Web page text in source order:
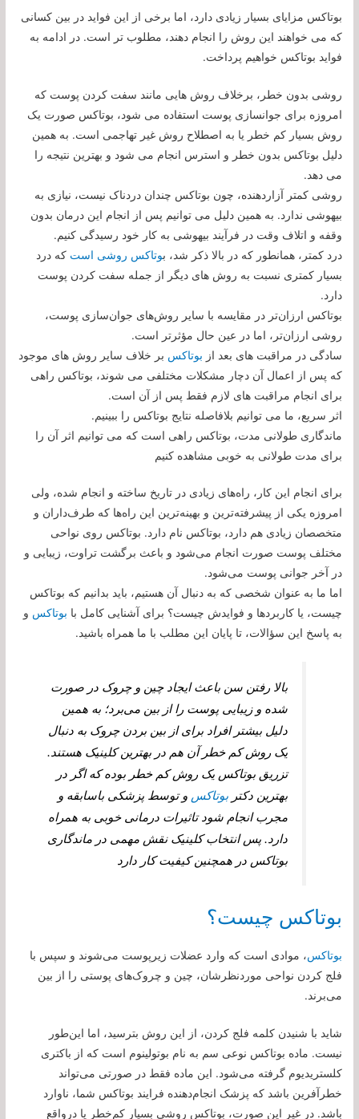
بوتاکس مزایای بسیار زیادی دارد، اما برخی از این فواید در بین کسانی
که می خواهند این روش را انجام دهند، مطلوب تر است. در ادامه به
فواید بوتاکس خواهیم پرداخت.
روشی بدون خطر، برخلاف روش هایی مانند سفت کردن پوست که
امروزه برای جوانسازی پوست استفاده می شود، بوتاکس صورت یک
روش بسیار کم خطر یا به اصطلاح روش غیر تهاجمی است. به همین
دلیل بوتاکس بدون خطر و استرس انجام می شود و بهترین نتیجه را
می دهد.
روشی کمتر آزاردهنده، چون بوتاکس چندان دردناک نیست، نیازی به
بیهوشی ندارد. به همین دلیل می توانیم پس از انجام این درمان بدون
وقفه و اتلاف وقت در فرآیند بیهوشی به کار خود رسیدگی کنیم.
درد کمتر، همانطور که در بالا ذکر شد، بوتاکس روشی است که درد
بسیار کمتری نسبت به روش های دیگر از جمله سفت کردن پوست
دارد.
بوتاکس ارزان‌تر در مقایسه با سایر روش‌های جوان‌سازی پوست،
روشی ارزان‌تر، اما در عین حال مؤثرتر است.
سادگی در مراقبت های بعد از بوتاکس بر خلاف سایر روش های موجود
که پس از اعمال آن دچار مشکلات مختلفی می شوند، بوتاکس راهی
برای انجام مراقبت های لازم فقط پس از آن است.
اثر سریع، ما می توانیم بلافاصله نتایج بوتاکس را ببینیم.
ماندگاری طولانی مدت، بوتاکس راهی است که می توانیم اثر آن را
برای مدت طولانی به خوبی مشاهده کنیم
برای انجام این کار، راه‌های زیادی در تاریخ ساخته و انجام شده، ولی
امروزه یکی از پیشرفته‌ترین و بهینه‌ترین این راه‌ها که طرف‌داران و
متخصصان زیادی هم دارد، بوتاکس نام دارد. بوتاکس روی نواحی
مختلف پوست صورت انجام می‌شود و باعث برگشت تراوت، زیبایی و
در آخر جوانی پوست می‌شود.
اما ما به عنوان شخصی که به دنبال آن هستیم، باید بدانیم که بوتاکس
چیست، یا کاربردها و فوایدش چیست؟ برای آشنایی کامل با بوتاکس و
به پاسخ این سؤالات، تا پایان این مطلب با ما همراه باشید.
بالا رفتن سن باعث ایجاد چین ‌و ‌چروک در صورت
شده و زیبایی پوست را از بین می‌برد؛ به همین
دلیل بیشتر افراد برای از بین بردن چروک به دنبال
یک روش کم خطر آن هم در بهترین کلینیک هستند.
تزریق بوتاکس یک روش کم خطر بوده که اگر در
بهترین دکتربوتاکس و توسط پزشکی باسابقه و
مجرب انجام شود تاثیرات درمانی خوبی به همراه
دارد. پس انتخاب کلینیک نقش مهمی در ماندگاری
بوتاکس در همچنین کیفیت کار دارد
بوتاکس چیست؟
بوتاکس، موادی است که وارد عضلات زیرپوست می‌شوند و سپس با
فلج کردن نواحی موردنظرشان، چین و چروک‌های پوستی را از بین
می‌برند.
شاید با شنیدن کلمه فلج کردن، از این روش بترسید، اما این‌طور
نیست. ماده بوتاکس نوعی سم به نام بوتولینوم است که از باکتری
کلستریدیوم گرفته می‌شود. این ماده فقط در صورتی می‌تواند
خطرآفرین باشد که پزشک انجام‌دهنده فرایند بوتاکس شما، ناوارد
باشد. در غیر این صورت، بوتاکس روشی بسیار کم‌خطر یا درواقع